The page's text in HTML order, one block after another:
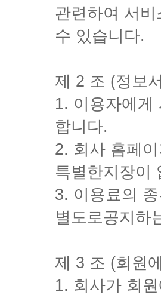
관련하여 서
수 있습니다.
제 2 조 (정보
1. 이용자에게
합니다.
2. 회사 홈페
특별한지장이
3. 이용료의
별도로공지하
제 3 조 (회원
1. 회사가 회